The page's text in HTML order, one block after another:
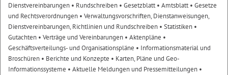
Dienstvereinbarungen • Rundschreiben • Gesetzblatt• Amtsblatt• Gesetze
und Rechtsverordnungen • Verwaltungsvorschriften, Dienstanweisungen,
Dienstvereinbarungen, Richtlinien und Rundschreiben • Statistiken •
Gutachten • Verträge und Vereinbarungen • Aktenpläne •
Geschäftsverteilungs- und Organisationspläne • Informationsmaterial und
Broschüren • Berichte und Konzepte • Karten, Pläne und Geo-
Informationssysteme • Aktuelle Meldungen und Pressemitteilungen •